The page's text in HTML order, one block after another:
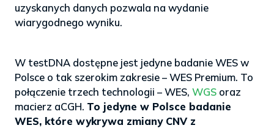
uzyskanych danych pozwala na wydanie
wiarygodnego wyniku.
W testDNA dostępne jest jedyne badanie WES w
Polsce o tak szerokim zakresie – WES Premium. To
połączenie trzech technologii – WES, WGS oraz
macierz aCGH. To jedyne w Polsce badanie
WES, które wykrywa zmiany CNV z